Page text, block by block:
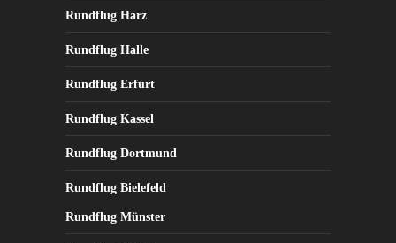
Rundflug Harz
Rundflug Halle
Rundflug Erfurt
Rundflug Kassel
Rundflug Dortmund
Rundflug Bielefeld
Rundflug Münster